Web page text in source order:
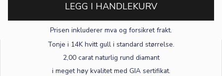
LEGG I HANDLEKURV
Prisen inkluderer mva og forsikret frakt.
Tonje i 14K hvitt gull i standard størrelse.
2,00 carat naturlig rund diamant
i meget høy kvalitet med GIA sertifikat.